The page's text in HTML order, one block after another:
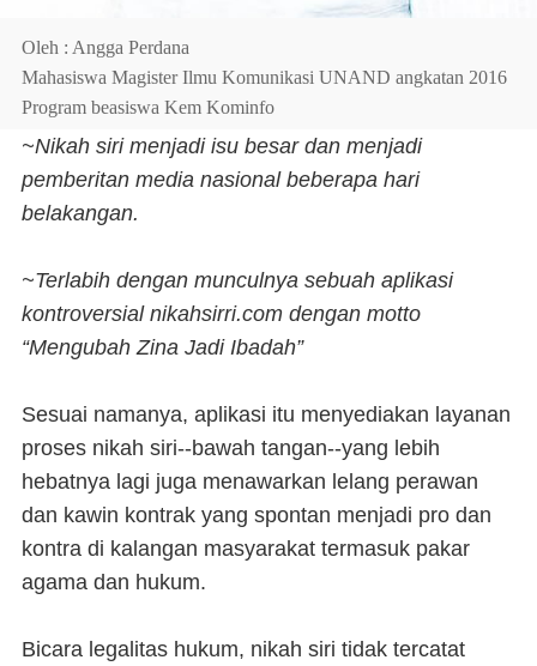
Oleh : Angga Perdana
Mahasiswa Magister Ilmu Komunikasi UNAND angkatan 2016
Program beasiswa Kem Kominfo
~Nikah siri menjadi isu besar dan menjadi
pemberitan media nasional beberapa hari
belakangan.
~Terlabih dengan munculnya sebuah aplikasi
kontroversial nikahsirri.com dengan motto
“Mengubah Zina Jadi Ibadah”
Sesuai namanya, aplikasi itu menyediakan layanan
proses nikah siri--bawah tangan--yang lebih
hebatnya lagi juga menawarkan lelang perawan
dan kawin kontrak yang spontan menjadi pro dan
kontra di kalangan masyarakat termasuk pakar
agama dan hukum.
Bicara legalitas hukum, nikah siri tidak tercatat